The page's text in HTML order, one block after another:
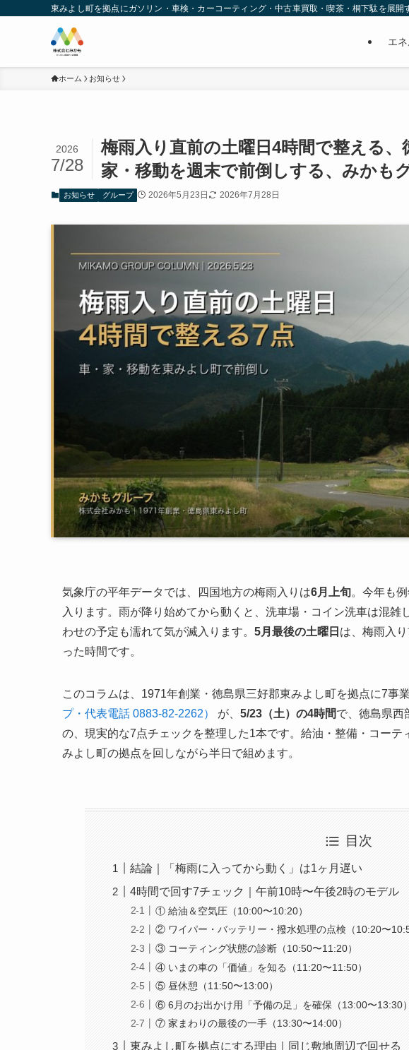
東みよし町を拠点にガソリン・車検・カーコーティング・中古車買取・喫茶・桐下駄を展開
エ
ホーム お知らせ
梅雨入り直前の土曜日4時間で整える
家・移動を週末で前倒しする、みかも
2026
7/28
お知らせ グループ 2026年5月23日 2026年7月28日
気象庁の平年データでは、四国地方の梅雨入りは6月上旬。今年も
入ります。雨が降り始めてから動くと、洗車場・コイン洗車は混雑
わせの予定も濡れて気が滅入ります。 5月最後の土曜日 は、梅雨入
った時間です。
このコラムは、1971年創業・徳島県三好郡東みよし町を拠点に7事
プ・代表電話 0883-82-2262）
が、 5/23（土）の4時間で、徳島県西
の、現実的な7点チェックを整理した1本です。給油・整備・コー
みよし町の拠点を回しながら半日で組めます。
目次
結論｜「梅雨に入ってから動く」は1ヶ月遅い
4時間で回す7チェック｜午前10時〜午後2時のモデル
① 給油＆空気圧（10:00〜10:20）
② ワイパー・バッテリー・撥水処理の点検（10:20〜
③ コーティング状態の診断（10:50〜11:20）
④ いまの車の「価値」を知る（11:20〜11:50）
⑤ 昼休憩（11:50〜13:00）
⑥ 6月のお出かけ用「予備の足」を確保（13:00〜13:30）
⑦ 家まわりの最後の一手（13:30〜14:00）
東みよし町を拠点にする理由｜同じ敷地周辺で回せる